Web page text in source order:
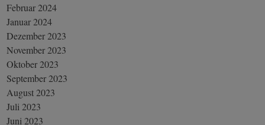
Februar 2024
Januar 2024
Dezember 2023
November 2023
Oktober 2023
September 2023
August 2023
Juli 2023
Juni 2023